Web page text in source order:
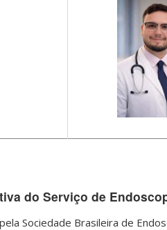
do Serviço de
Sociedade Brasileira de